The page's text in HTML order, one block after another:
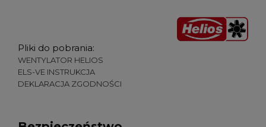
Pliki do pobrania:
WENTYLATOR HELIOS
ELS-VE INSTRUKCJA
DEKLARACJA ZGODNOŚCI